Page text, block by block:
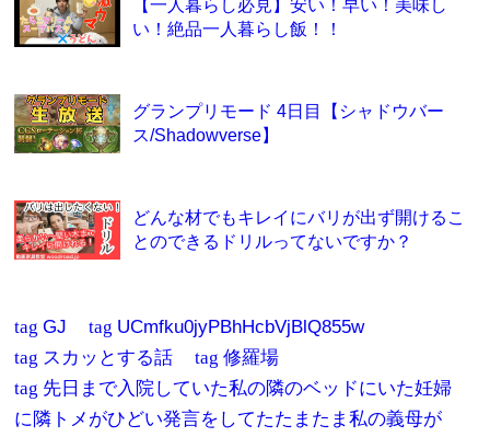
【一人暮らし必見】安い！早い！美味し
い！絶品一人暮らし飯！！
グランプリモード 4日目【シャドウバー
ス/Shadowverse】
どんな材でもキレイにバリが出ず開けるこ
とのできるドリルってないですか？
tagGJ tag UCmfku0jyPBhHcbVjBlQ855w
tag スカッとする話 tag修羅場
tag 先日まで入院していた私の隣のベッドにいた妊婦
に隣トメがひどい発言をしてたたまたま私の義母が